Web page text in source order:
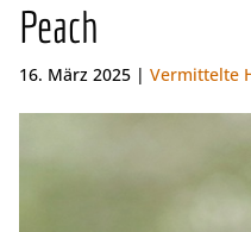
Peach
16. März 2025 |Vermittelte